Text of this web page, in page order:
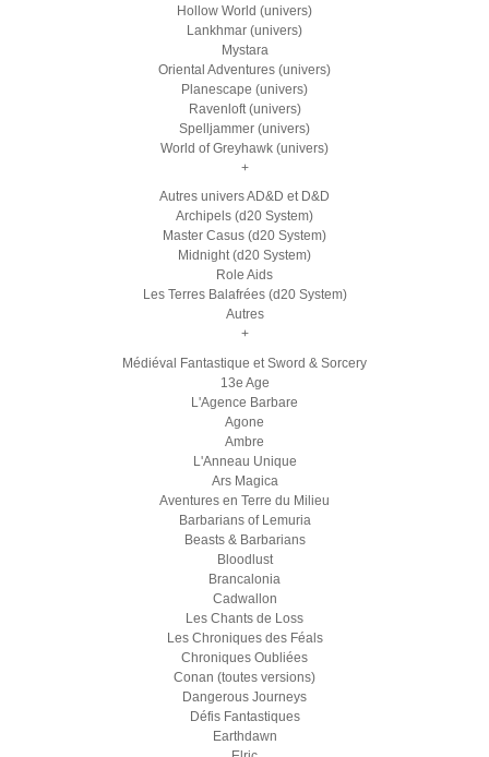
Hollow World (univers)
Lankhmar (univers)
Mystara
Oriental Adventures (univers)
Planescape (univers)
Ravenloft (univers)
Spelljammer (univers)
World of Greyhawk (univers)
+
Autres univers AD&D et D&D
Archipels (d20 System)
Master Casus (d20 System)
Midnight (d20 System)
Role Aids
Les Terres Balafrées (d20 System)
Autres
+
Médiéval Fantastique et Sword & Sorcery
13e Age
L'Agence Barbare
Agone
Ambre
L'Anneau Unique
Ars Magica
Aventures en Terre du Milieu
Barbarians of Lemuria
Beasts & Barbarians
Bloodlust
Brancalonia
Cadwallon
Les Chants de Loss
Les Chroniques des Féals
Chroniques Oubliées
Conan (toutes versions)
Dangerous Journeys
Défis Fantastiques
Earthdawn